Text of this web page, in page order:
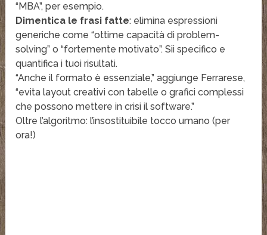
“MBA”, per esempio.
Dimentica le frasi fatte: elimina espressioni
generiche come “ottime capacità di problem-
solving” o “fortemente motivato”. Sii specifico e
quantifica i tuoi risultati.
“Anche il formato è essenziale,” aggiunge Ferrarese,
“evita layout creativi con tabelle o grafici complessi
che possono mettere in crisi il software.”
Oltre l’algoritmo: l’insostituibile tocco umano (per
ora!)